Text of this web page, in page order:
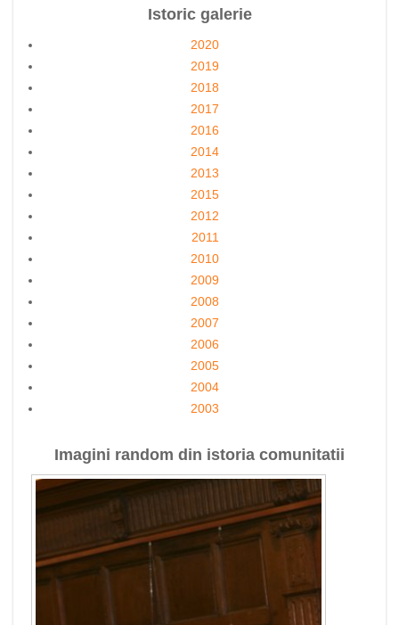
Istoric galerie
2020
2019
2018
2017
2016
2014
2013
2015
2012
2011
2010
2009
2008
2007
2006
2005
2004
2003
Imagini random din istoria comunitatii